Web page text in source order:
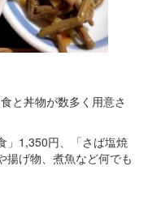
と丼物が数多く用意さ
」1,350円、「さば塩焼
揚げ物、煮魚など何でも